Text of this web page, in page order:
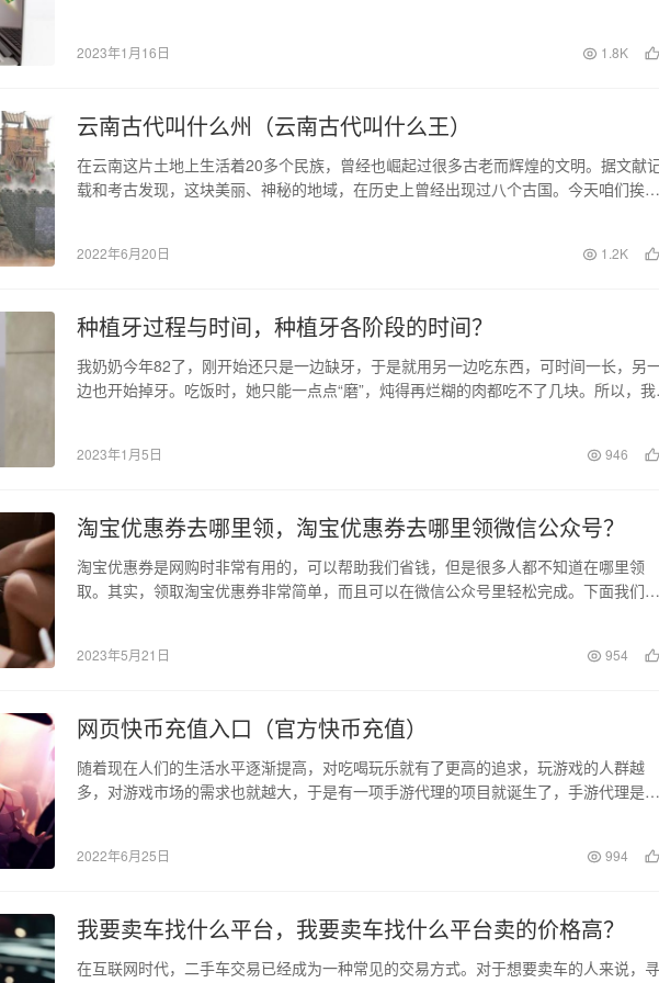
2023年1月16日 1.8K
云南古代叫什么州（云南古代叫什么王）
在云南这片土地上生活着20多个民族，曾经也崛起过很多古老而辉煌的文明。据文献
载和考古发现，这块美丽、神秘的地域，在历史上曾经出现过八个古国。今天咱们挨个
2022年6月20日 1.2K
种植牙过程与时间，种植牙各阶段的时间？
我奶奶今年82了，刚开始还只是一边缺牙，于是就用另一边吃东西，可时间一长，另
边也开始掉牙。吃饭时，她只能一点点“磨”，炖得再烂糊的肉都吃不了几块。所以，我
2023年1月5日 946
淘宝优惠券去哪里领，淘宝优惠券去哪里领微信公众号？
淘宝优惠券是网购时非常有用的，可以帮助我们省钱，但是很多人都不知道在哪里领
取。其实，领取淘宝优惠券非常简单，而且可以在微信公众号里轻松完成。下面我们来
2023年5月21日 954
网页快币充值入口（官方快币充值）
随着现在人们的生活水平逐渐提高，对吃喝玩乐就有了更高的追求，玩游戏的人群越
多，对游戏市场的需求也就越大，于是有一项手游代理的项目就诞生了，手游代理是有
2022年6月25日 994
我要卖车找什么平台，我要卖车找什么平台卖的价格高？
在互联网时代，二手车交易已经成为一种常见的交易方式。对于想要卖车的人来说，寻